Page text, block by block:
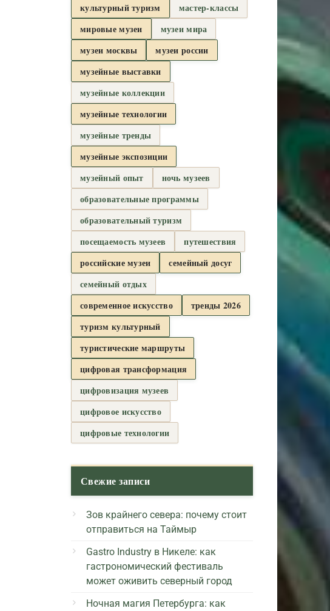
культурный туризм
мастер-классы
мировые музеи
музеи мира
музеи москвы
музеи россии
музейные выставки
музейные коллекции
музейные технологии
музейные тренды
музейные экспозиции
музейный опыт
ночь музеев
образовательные программы
образовательный туризм
посещаемость музеев
путешествия
российские музеи
семейный досуг
семейный отдых
современное искусство
тренды 2026
туризм культурный
туристические маршруты
цифровая трансформация
цифровизация музеев
цифровое искусство
цифровые технологии
Свежие записи
Зов крайнего севера: почему стоит
отправиться на Таймыр
Gastro Industry в Никеле: как
гастрономический фестиваль
может оживить северный город
Ночная магия Петербурга: как